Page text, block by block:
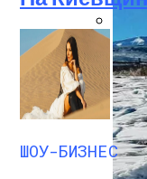
ШОУ-БИЗНЕС